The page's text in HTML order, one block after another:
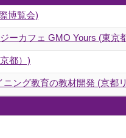
博覧会)
ーカフェ GMO Yours (東京
都）)
ング教育の教材開発 (京都